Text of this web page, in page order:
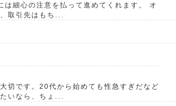
細心の注意を払って進めてくれます。 オ
取引先はもち...
切です。20代から始めても性急すぎだなど
いなら、ちょ...